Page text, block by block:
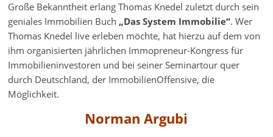
Große Bekanntheit erlang Thomas Knedel zuletzt durch sein
geniales Immobilien Buch „Das System Immobilie“. Wer
Thomas Knedel live erleben möchte, hat hierzu auf dem von
ihm organisierten jährlichen Immopreneur-Kongress für
Immobilieninvestoren und bei seiner Seminartour quer
durch Deutschland, der ImmobilienOffensive, die
Möglichkeit.
Norman Argubi